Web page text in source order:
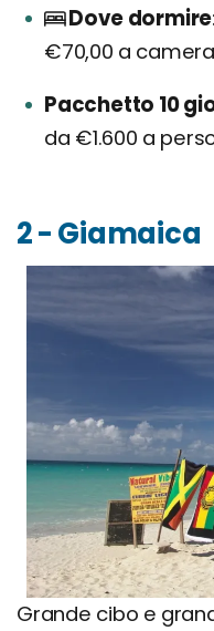
Dove dormire
€70,00 a
Pacchetto 10
da €1.600 a
2 - Giamaica
Grande cibo e